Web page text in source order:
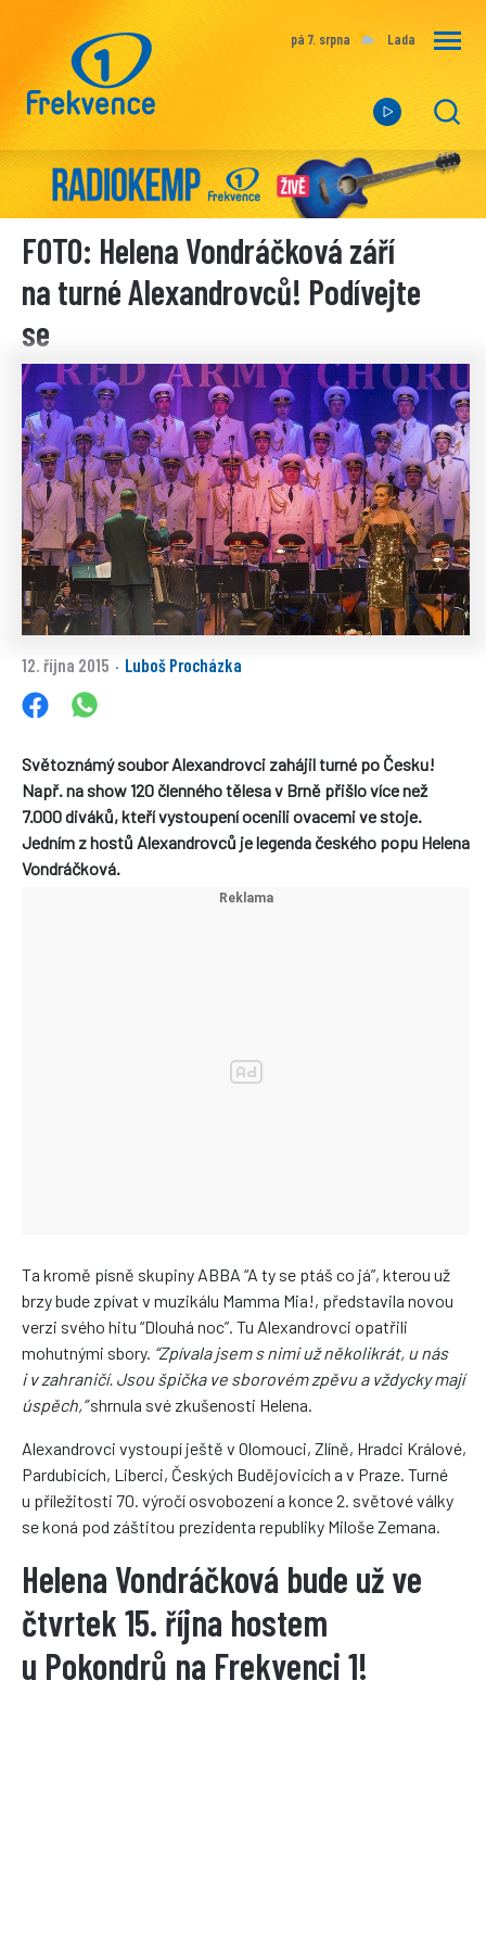
pá 7. srpna Lada
FOTO: Helena Vondráčková září
na turné Alexandrovců! Podívejte
se
12. října 2015 · Luboš Procházka
Světoznámý soubor Alexandrovci zahájil turné po Česku!
Např. na show 120 členného tělesa v Brně přišlo více než
7.000 diváků, kteří vystoupení ocenili ovacemi ve stoje.
Jedním z hostů Alexandrovců je legenda českého popu Helena
Vondráčková.
Ta kromě písně skupiny ABBA “A ty se ptáš co já”, kterou už
brzy bude zpívat v muzikálu Mamma Mia!, představila novou
verzi svého hitu “Dlouhá noc”. Tu Alexandrovci opatřili
mohutnými sbory. “Zpívala jsem s nimi už několikrát, u nás
i v zahraničí. Jsou špička ve sborovém zpěvu a vždycky mají
úspěch,”shrnula své zkušenosti Helena.
Alexandrovci vystoupí ještě v Olomouci, Zlíně, Hradci Králové,
Pardubicích, Liberci, Českých Budějovicích a v Praze. Turné
u příležitosti 70. výročí osvobození a konce 2. světové války
se koná pod záštitou prezidenta republiky Miloše Zemana.
Helena Vondráčková bude už ve
čtvrtek 15. října hostem
u Pokondrů na Frekvenci 1!